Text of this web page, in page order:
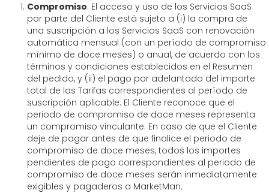
Compromiso. El acceso y uso de los Servicios SaaS
por parte del Cliente está sujeto a (i) la compra de
una suscripción a los Servicios SaaS con renovación
automática mensual (con un período de compromiso
mínimo de doce meses) o anual, de acuerdo con los
términos y condiciones establecidos en el Resumen
del pedido, y (ii) el pago por adelantado del importe
total de las Tarifas correspondientes al período de
suscripción aplicable. El Cliente reconoce que el
periodo de compromiso de doce meses representa
un compromiso vinculante. En caso de que el Cliente
deje de pagar antes de que finalice el periodo de
compromiso de doce meses, todos los importes
pendientes de pago correspondientes al periodo de
compromiso de doce meses serán inmediatamente
exigibles y pagaderos a MarketMan.